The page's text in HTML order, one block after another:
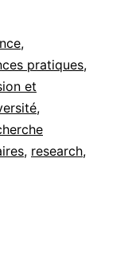
dans
global :
,
pratiques,
et
,
, research,